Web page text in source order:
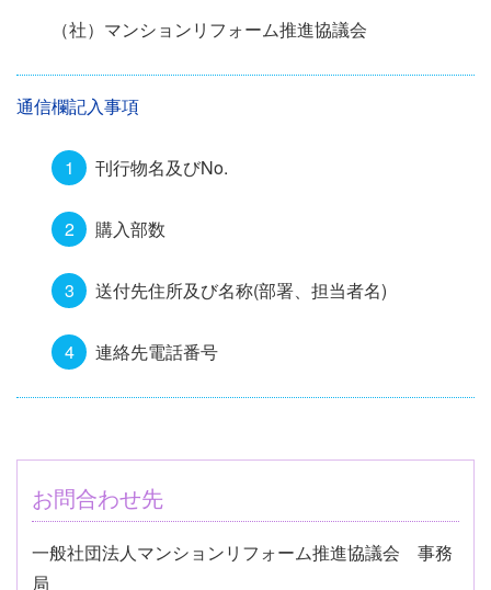
（社）マンションリフォーム推進協議会
通信欄記入事項
刊行物名及びNo.
購入部数
送付先住所及び名称(部署、担当者名)
連絡先電話番号
お問合わせ先
一般社団法人マンションリフォーム推進協議会 事務
局